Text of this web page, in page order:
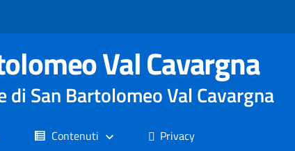
Val Cavargna
San Bartolomeo Val Cavargna
Contenuti Privacy